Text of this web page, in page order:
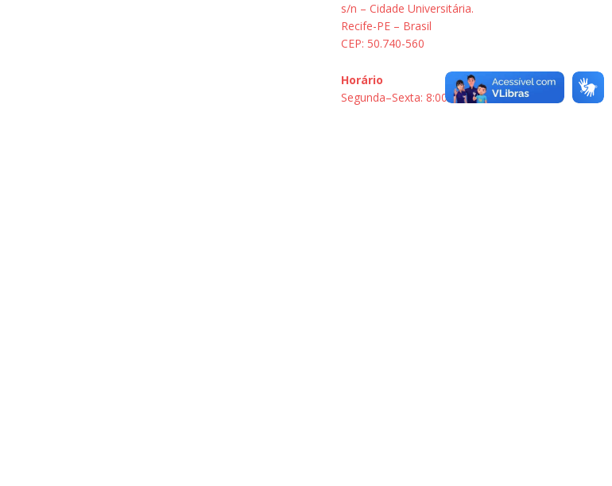
s/n – Cidade Universitária.
Recife-PE – Brasil
CEP: 50.740-560
Horário
Segunda–Sexta: 8:00–18:00